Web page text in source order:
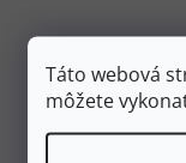
Táto webová
môžete